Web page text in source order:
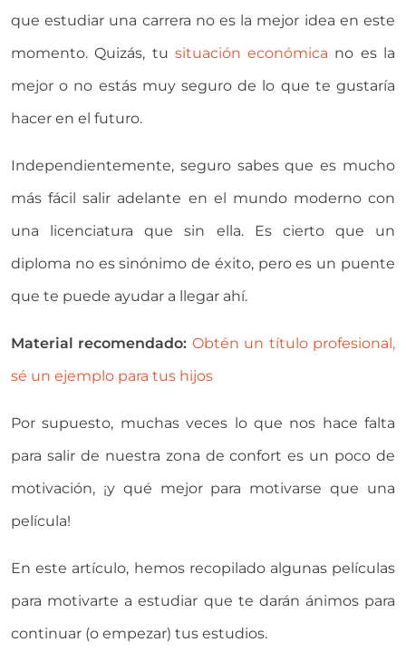
que estudiar una carrera no es la mejor idea en este
momento. Quizás, tu situación económica no es la
mejor o no estás muy seguro de lo que te gustaría
hacer en el futuro.
Independientemente, seguro sabes que es mucho
más fácil salir adelante en el mundo moderno con
una licenciatura que sin ella. Es cierto que un
diploma no es sinónimo de éxito, pero es un puente
que te puede ayudar a llegar ahí.
Material recomendado: Obtén un título profesional,
sé un ejemplo para tus hijos
Por supuesto, muchas veces lo que nos hace falta
para salir de nuestra zona de confort es un poco de
motivación, ¡y qué mejor para motivarse que una
película!
En este artículo, hemos recopilado algunas películas
para motivarte a estudiar que te darán ánimos para
continuar (o empezar) tus estudios.